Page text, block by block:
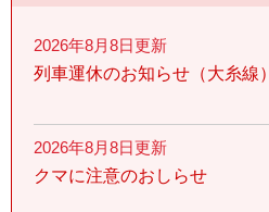
2026年8月8日更新
列車運休のお知らせ（大糸線）
2026年8月8日更新
クマに注意のおしらせ